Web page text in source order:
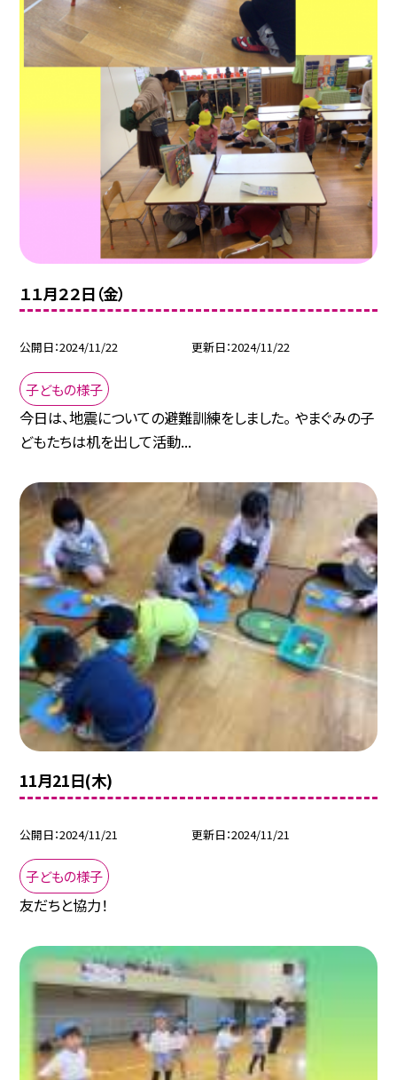
１１月２２日（金）
公開日 2024/11/22 更新日 2024/11/22
子どもの様子
今日は、地震についての避難訓練をしました。 やまぐみの子
どもたちは机を出して活動...
11月21日(木)
公開日 2024/11/21 更新日 2024/11/21
子どもの様子
友だちと協力！